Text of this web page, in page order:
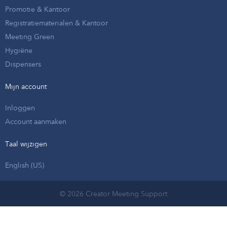
Promotie & Kantoor
Registratiematerialen & Kantoor
Meeting Green
Hygiëne
Dispensers
Mijn account
Inloggen
Account aanmaken
Taal wijzigen
English (US)
© 2026 Creator Meeting Support